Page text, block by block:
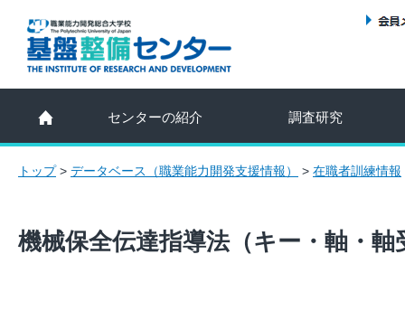
センターの紹介 調査研究
トップ> データベース（職業能力開発支援情報） > 在職者訓練情報
機械保全伝達指導法（キー・軸・軸